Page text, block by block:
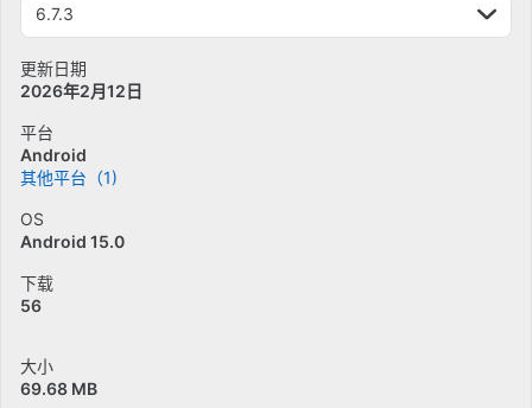
6.7.3
更新日期
2026年2月12日
平台
Android
其他平台（1)
OS
Android 15.0
下载
56
大小
69.68 MB